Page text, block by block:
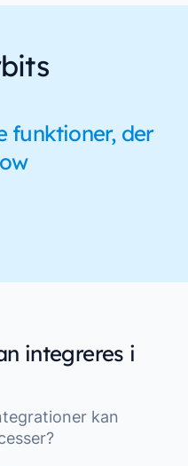
funktioner, der
integreres i
kan